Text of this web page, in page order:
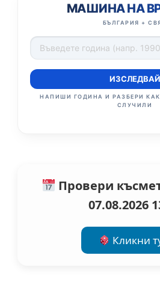
МАШИНА НА
БЪЛГАРИЯ +
ИЗСЛЕДВАЙ
НАПИШИ ГОДИНА И РАЗБЕРИ
СЛУЧИЛИ
Провери
07.08.2026
Кликни